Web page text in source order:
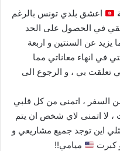
اعشق بلدي تونس بالرغم
في الحصول على الحد
يزيد عن السنتين و اربعة
انهاء معاناتي مما
تعلقت بي ، و الرجوع الى
السفر ، اتمنى من كل قلبي
، لا اتمنى لاي شخص ان يتم
اين توجد جميع مشاريعي و
كبرت
ميامي!!